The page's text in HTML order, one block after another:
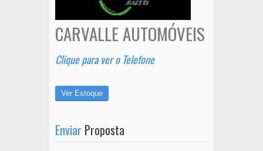
CARVALLE AUTOMÓVEIS
Clique para ver o Telefone
Ver Estoque
Enviar Proposta